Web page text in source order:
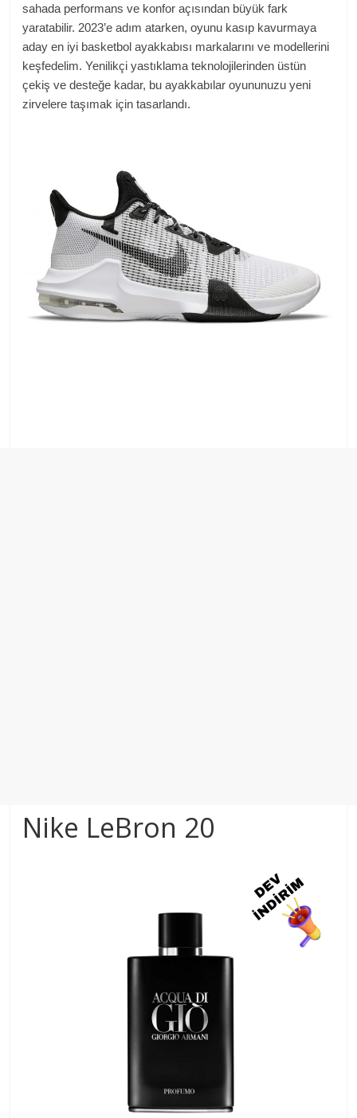
sahada performans ve konfor açısından büyük fark
yaratabilir. 2023’e adım atarken, oyunu kasıp kavurmaya
aday en iyi basketbol ayakkabısı markalarını ve modellerini
keşfedelim. Yenilikçi yastıklama teknolojilerinden üstün
çekiş ve desteğe kadar, bu ayakkabılar oyununuzu yeni
zirvelere taşımak için tasarlandı.
Nike LeBron 20